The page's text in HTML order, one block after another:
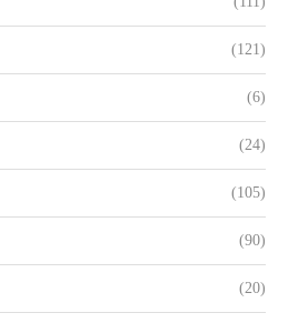
(121)
(6)
(24)
(105)
(90)
(20)